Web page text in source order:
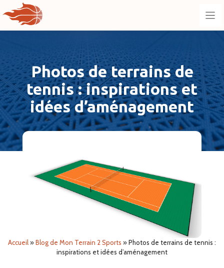
au
contenu
Photos de terrains de
tennis : inspirations et
idées d’aménagement
Accueil»Blog de Mon Terrain 2 Sports »Photos de terrains de tennis :
inspirations et idées d’aménagement